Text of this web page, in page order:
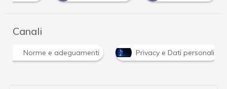
Canali
Norme e adeguamenti Privacy e Dati personali